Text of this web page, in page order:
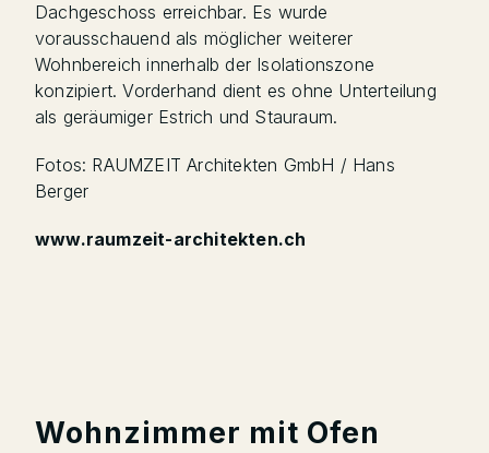
Dachgeschoss erreichbar. Es wurde
vorausschauend als möglicher weiterer
Wohnbereich innerhalb der Isolationszone
konzipiert. Vorderhand dient es ohne Unterteilung
als geräumiger Estrich und Stauraum.
Fotos: RAUMZEIT Architekten GmbH / Hans
Berger
www.raumzeit-architekten.ch
Wohnzimmer mit Ofen